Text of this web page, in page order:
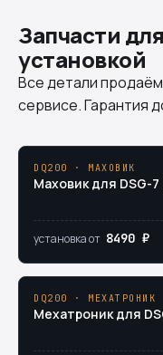
Запчасти
установкой
Все детали
сервисе. Гарантия
DQ200 · МАХОВИК
Маховик для DSG-
установка от 8490 ₽
DQ200 · МЕХАТРОНИК
Мехатроник для